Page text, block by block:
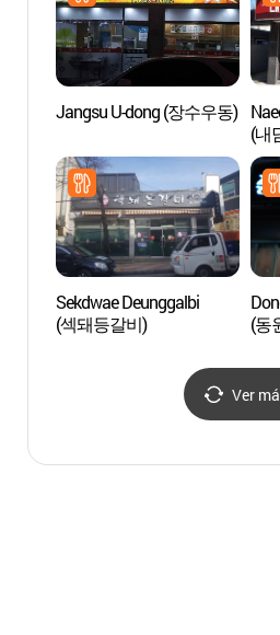
Jangsu U-dong (장수우동)
(내
Sekdwae Deunggalbi
(섹돼등갈비)
(동
Ver